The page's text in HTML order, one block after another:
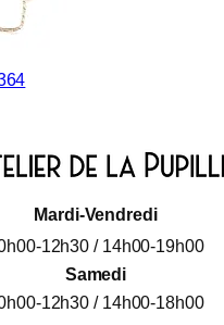
Mardi-Vendredi
12h30 / 14h00-19h00
Samedi
12h30 / 14h00-18h00